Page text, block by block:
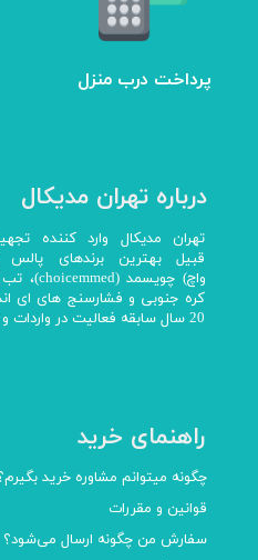
پرداخت درب منزل
درباره تهران مدیکال
تهران مدیکال وارد کننده
قبیل بهترین برندهای
20 سال سابقه فعالیت در واردات و توزیع انواع تجهیزات پزشکی
راهنمای خرید
چگونه میتوانم مشاوره خرید
قوانین و مقررات
سفارش من چگونه ارسال می‌شود؟